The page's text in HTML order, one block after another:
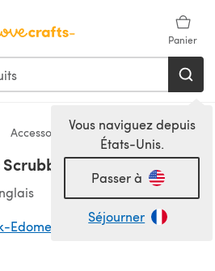
Panier
Vous naviguez depuis
États-Unis.
Passer à
Séjourner
Accessoires
Edomer